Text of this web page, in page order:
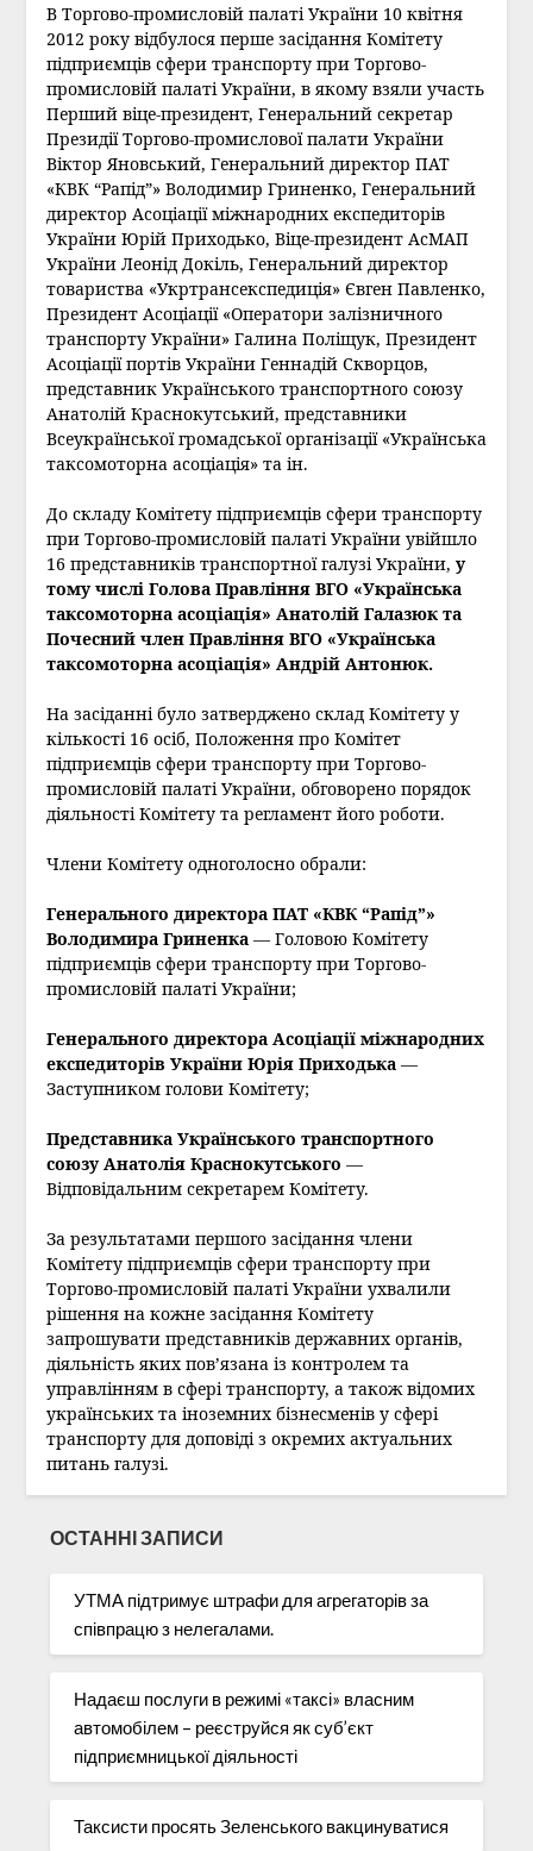
В Торгово-промисловій палаті України 10 квітня
2012 року відбулося перше засідання Комітету
підприємців сфери транспорту при Торгово-
промисловій палаті України, в якому взяли участь
Перший віце-президент, Генеральний секретар
Президії Торгово-промислової палати України
Віктор Яновський, Генеральний директор ПАТ
«КВК “Рапід”» Володимир Гриненко, Генеральний
директор Асоціації міжнародних експедиторів
України Юрій Приходько, Віце-президент АсМАП
України Леонід Докіль, Генеральний директор
товариства «Укртрансекспедиція» Євген Павленко,
Президент Асоціації «Оператори залізничного
транспорту України» Галина Поліщук, Президент
Асоціації портів України Геннадій Скворцов,
представник Українського транспортного союзу
Анатолій Краснокутський, представники
Всеукраїнської громадської організації «Українська
таксомоторна асоціація» та ін.
До складу Комітету підприємців сфери транспорту
при Торгово-промисловій палаті України увійшло
16 представників транспортної галузі України, у
тому числі Голова Правління ВГО «Українська
таксомоторна асоціація» Анатолій Галазюк та
Почесний член Правління ВГО «Українська
таксомоторна асоціація» Андрій Антонюк.
На засіданні було затверджено склад Комітету у
кількості 16 осіб, Положення про Комітет
підприємців сфери транспорту при Торгово-
промисловій палаті України, обговорено порядок
діяльності Комітету та регламент його роботи.
Члени Комітету одноголосно обрали:
Генерального директора ПАТ «КВК “Рапід”»
Володимира Гриненка— Головою Комітету
підприємців сфери транспорту при Торгово-
промисловій палаті України;
Генерального директора Асоціації міжнародних
експедиторів України Юрія Приходька—
Заступником голови Комітету;
Представника Українського транспортного
союзу Анатолія Краснокутського —
Відповідальним секретарем Комітету.
За результатами першого засідання члени
Комітету підприємців сфери транспорту при
Торгово-промисловій палаті України ухвалили
рішення на кожне засідання Комітету
запрошувати представників державних органів,
діяльність яких пов’язана із контролем та
управлінням в сфері транспорту, а також відомих
українських та іноземних бізнесменів у сфері
транспорту для доповіді з окремих актуальних
питань галузі.
ОСТАННІ ЗАПИСИ
УТМА підтримує штрафи для агрегаторів за
співпрацю з нелегалами.
Надаєш послуги в режимі «таксі» власним
автомобілем – реєструйся як суб’єкт
підприємницької діяльності
Таксисти просять Зеленського вакцинуватися